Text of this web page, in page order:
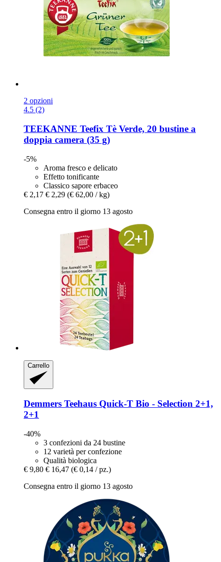
2 opzioni
4.5 (2)
TEEKANNE Teefix Tè Verde, 20 bustine a
doppia camera (35 g)
-5%
Aroma fresco e delicato
Effetto tonificante
Classico sapore erbaceo
€ 2,17 € 2,29 (€ 62,00 / kg)
Consegna entro il giorno 13 agosto
Carrello
Demmers Teehaus Quick-​T Bio -​ Selection 2+1,
2+1
-40%
3 confezioni da 24 bustine
12 varietà per confezione
Qualità biologica
€ 9,80 € 16,47 (€ 0,14 / pz.)
Consegna entro il giorno 13 agosto